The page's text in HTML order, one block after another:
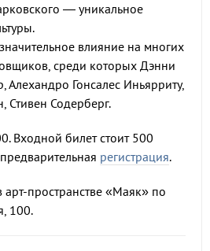
— уникальное
влияние на многих
среди которых Дэнни
Алехандро Гонсалес Иньярриту,
Стивен Содерберг.
Входной билет стоит 500
регистрация.
пространстве «Маяк» по
100.